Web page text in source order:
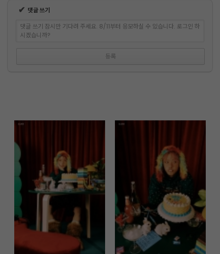
✔ 댓글 쓰기
댓글 쓰기 잠시만 기다려 주세요. 8/11부터 응모하실 수 있습니다. 로그인 하
시겠습니까?